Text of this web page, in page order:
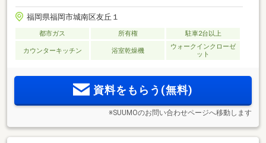
福岡県福岡市城南区友丘１
都市ガス 所有権 駐車2台以上
カウンターキッチン 浴室乾燥機
ウォークインクローゼ
ット
資料をもらう(無料)
※SUUMOのお問い合わせページへ移動します